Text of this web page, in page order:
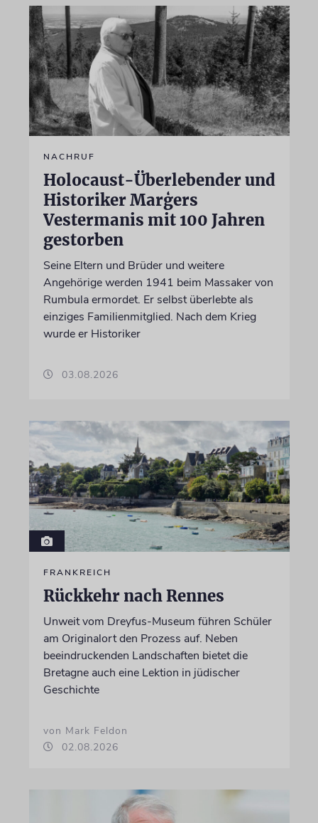
NACHRUF
Holocaust-Überlebender und
Historiker Marģers
Vestermanis mit 100 Jahren
gestorben
Seine Eltern und Brüder und weitere
Angehörige werden 1941 beim Massaker von
Rumbula ermordet. Er selbst überlebte als
einziges Familienmitglied. Nach dem Krieg
wurde er Historiker
03.08.2026
FRANKREICH
Rückkehr nach Rennes
Unweit vom Dreyfus-Museum führen Schüler
am Originalort den Prozess auf. Neben
beeindruckenden Landschaften bietet die
Bretagne auch eine Lektion in jüdischer
Geschichte
von Mark Feldon
02.08.2026